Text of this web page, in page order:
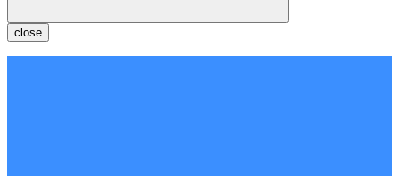
close